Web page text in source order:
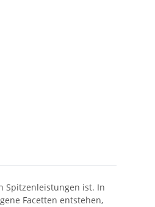
Spitzenleistungen ist. In
Facetten entstehen,